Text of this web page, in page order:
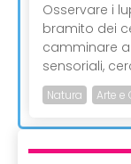
Osservare i
bramito dei
camminare
sensoriali,
Natura Arte e